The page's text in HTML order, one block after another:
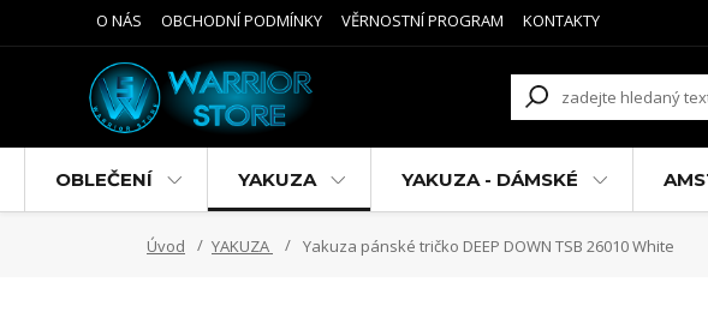
O NÁS OBCHODNÍ PODMÍNKY VĚRNOSTNÍ PROGRAM KONTAKTY
OBLEČENÍ YAKUZA YAKUZA - DÁMSKÉ
Úvod YAKUZA Yakuza pánské tričko DEEP DOWN TSB 26010 White